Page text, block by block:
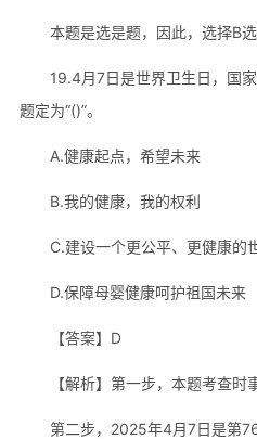
本题是选是题，因此，选择B选
19.4月7日是世界卫生日，国
题定为“()”。
A.健康起点，希望未来
B.我的健康，我的权利
C.建设一个更公平、更健康的
D.保障母婴健康呵护祖国未来
【答案】D
【解析】第一步，本题考查时
第二步，2025年4月7日是第